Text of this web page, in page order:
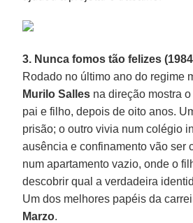
3. Nunca fomos tão felizes
Rodado no último ano do regime
Murilo Salles na direção mostra
pai e filho, depois de oito anos.
prisão; o outro vivia num colégio
ausência e confinamento vão ser
num apartamento vazio, onde o
descobrir qual a verdadeira
Um dos melhores papéis da
Marzo.